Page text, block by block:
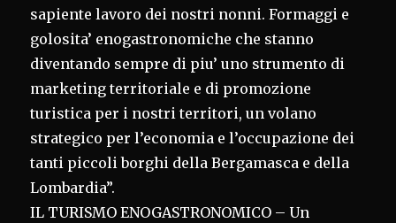
sapiente lavoro dei nostri nonni. Formaggi e
golosita’ enogastronomiche che stanno
diventando sempre di piu’ uno strumento di
marketing territoriale e di promozione
turistica per i nostri territori, un volano
strategico per l’economia e l’occupazione dei
tanti piccoli borghi della Bergamasca e della
Lombardia”.
IL TURISMO ENOGASTRONOMICO – Un